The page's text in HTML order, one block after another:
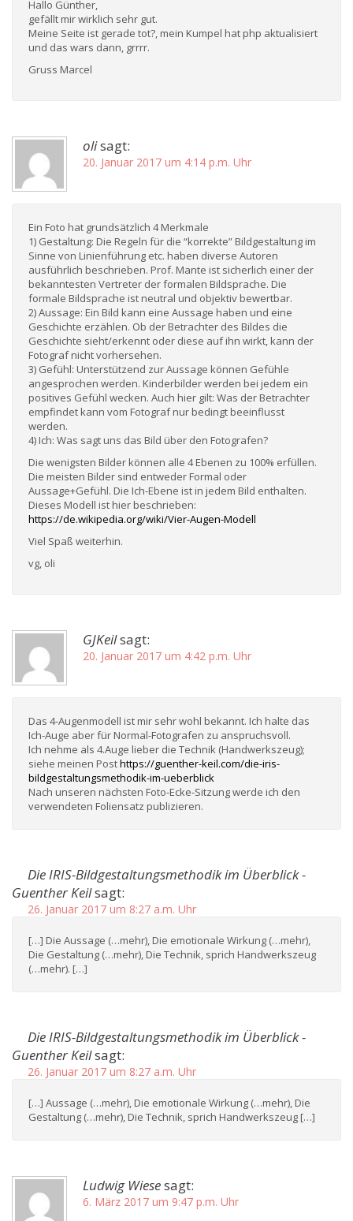
Hallo Günther,
gefällt mir wirklich sehr gut.
Meine Seite ist gerade tot?, mein Kumpel hat php aktualisiert
und das wars dann, grrrr.
Gruss Marcel
olisagt:
20. Januar 2017 um 4:14 p.m. Uhr
Ein Foto hat grundsätzlich 4 Merkmale
1) Gestaltung: Die Regeln für die “korrekte” Bildgestaltung im
Sinne von Linienführung etc. haben diverse Autoren
ausführlich beschrieben. Prof. Mante ist sicherlich einer der
bekanntesten Vertreter der formalen Bildsprache. Die
formale Bildsprache ist neutral und objektiv bewertbar.
2) Aussage: Ein Bild kann eine Aussage haben und eine
Geschichte erzählen. Ob der Betrachter des Bildes die
Geschichte sieht/erkennt oder diese auf ihn wirkt, kann der
Fotograf nicht vorhersehen.
3) Gefühl: Unterstützend zur Aussage können Gefühle
angesprochen werden. Kinderbilder werden bei jedem ein
positives Gefühl wecken. Auch hier gilt: Was der Betrachter
empfindet kann vom Fotograf nur bedingt beeinflusst
werden.
4) Ich: Was sagt uns das Bild über den Fotografen?
Die wenigsten Bilder können alle 4 Ebenen zu 100% erfüllen.
Die meisten Bilder sind entweder Formal oder
Aussage+Gefühl. Die Ich-Ebene ist in jedem Bild enthalten.
Dieses Modell ist hier beschrieben:
https://de.wikipedia.org/wiki/Vier-Augen-Modell
Viel Spaß weiterhin.
vg, oli
GJKeilsagt:
20. Januar 2017 um 4:42 p.m. Uhr
Das 4-Augenmodell ist mir sehr wohl bekannt. Ich halte das
Ich-Auge aber für Normal-Fotografen zu anspruchsvoll.
Ich nehme als 4.Auge lieber die Technik (Handwerkszeug);
siehe meinen Posthttps://guenther-keil.com/die-iris-
bildgestaltungsmethodik-im-ueberblick
Nach unseren nächsten Foto-Ecke-Sitzung werde ich den
verwendeten Foliensatz publizieren.
Die IRIS-Bildgestaltungsmethodik im Überblick -
Guenther Keilsagt:
26. Januar 2017 um 8:27 a.m. Uhr
[…] Die Aussage (…mehr), Die emotionale Wirkung (…mehr),
Die Gestaltung (…mehr), Die Technik, sprich Handwerkszeug
(…mehr). […]
Die IRIS-Bildgestaltungsmethodik im Überblick -
Guenther Keilsagt:
26. Januar 2017 um 8:27 a.m. Uhr
[…] Aussage (…mehr), Die emotionale Wirkung (…mehr), Die
Gestaltung (…mehr), Die Technik, sprich Handwerkszeug […]
Ludwig Wiesesagt:
6. März 2017 um 9:47 p.m. Uhr